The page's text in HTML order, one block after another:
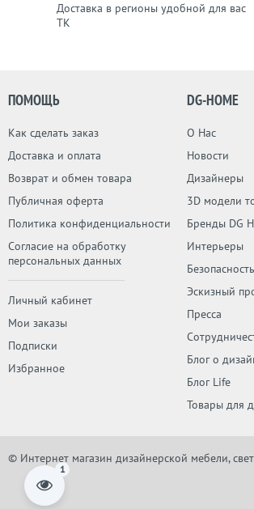
Доставка в регионы удобной для вас
ТК
ПОМОЩЬ
Как сделать заказ
Доставка и оплата
Возврат и обмен товара
Публичная оферта
Политика конфиденциальности
Согласие на обработку
персональных данных
Личный кабинет
Мои заказы
Подписки
Избранное
DG-HOME
О Нас
Новости
Дизайнеры
3D модели
Бренды DG
Интерьеры
Безопасность
Эскизный
Пресса
Блог о
Блог Life
Товары для
© Интернет магазин дизайнерской мебели,
1